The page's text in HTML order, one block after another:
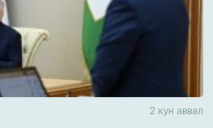
2 кун аввал